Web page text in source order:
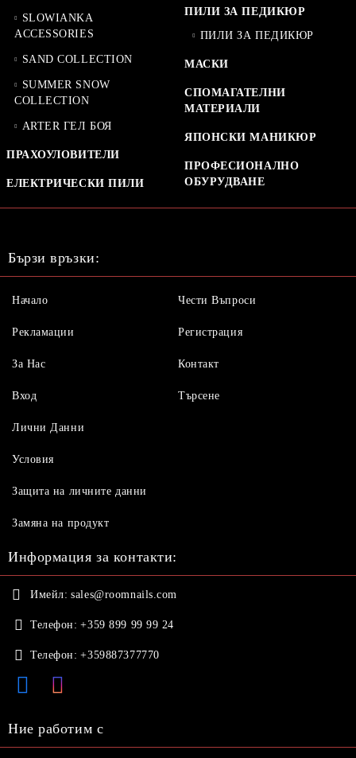
SLOWIANKA
ACCESSORIES
SAND COLLECTION
SUMMER SNOW
COLLECTION
ARTER ГЕЛ БОЯ
ПРАХОУЛОВИТЕЛИ
ЕЛЕКТРИЧЕСКИ ПИЛИ
ПИЛИ ЗА ПЕДИКЮР
ПИЛИ ЗА ПЕДИКЮР
МАСКИ
СПОМАГАТЕЛНИ
МАТЕРИАЛИ
ЯПОНСКИ МАНИКЮР
ПРОФЕСИОНАЛНО
ОБУРУДВАНЕ
Бързи връзки:
Начало
Рекламации
За Нас
Вход
Чести Въпроси
Регистрация
Контакт
Търсене
Лични Данни
Условия
Защита на личните данни
Замяна на продукт
Информация за контакти:
Имейл: sales@roomnails.com
Телефон: +359 899 99 99 24
Телефон: +359887377770
Ние работим с